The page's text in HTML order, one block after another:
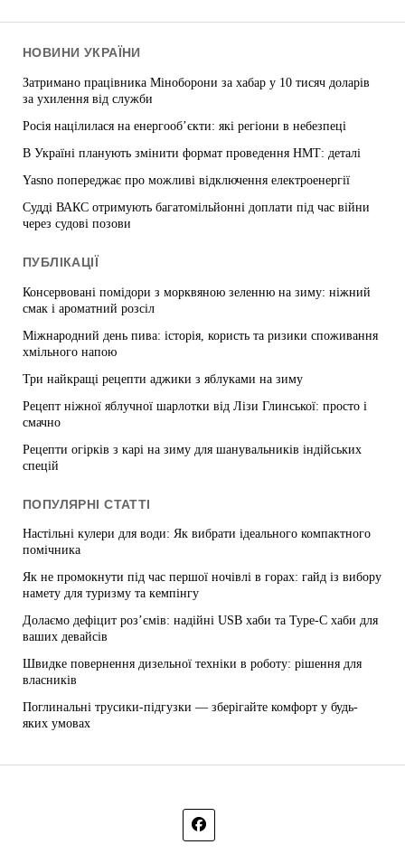
НОВИНИ УКРАЇНИ
Затримано працівника Міноборони за хабар у 10 тисяч доларів
за ухилення від служби
Росія націлилася на енергооб’єкти: які регіони в небезпеці
В Україні планують змінити формат проведення НМТ: деталі
Yasno попереджає про можливі відключення електроенергії
Судді ВАКС отримують багатомільйонні доплати під час війни
через судові позови
ПУБЛІКАЦІЇ
Консервовані помідори з морквяною зеленню на зиму: ніжний
смак і ароматний розсіл
Міжнародний день пива: історія, користь та ризики споживання
хмільного напою
Три найкращі рецепти аджики з яблуками на зиму
Рецепт ніжної яблучної шарлотки від Лізи Глинської: просто і
смачно
Рецепти огірків з карі на зиму для шанувальників індійських
спецій
ПОПУЛЯРНІ СТАТТІ
Настільні кулери для води: Як вибрати ідеального компактного
помічника
Як не промокнути під час першої ночівлі в горах: гайд із вибору
намету для туризму та кемпінгу
Долаємо дефіцит роз’ємів: надійні USB хаби та Type-C хаби для
ваших девайсів
Швидке повернення дизельної техніки в роботу: рішення для
власників
Поглинальні трусики-підгузки — зберігайте комфорт у будь-
яких умовах